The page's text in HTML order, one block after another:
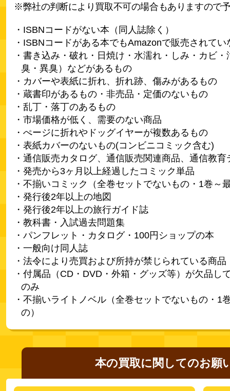
※弊社の判断により買取不可の場合もありますので
・ISBNコードがない本（同人誌除く）
・ISBNコードがある本でもAmazonで販売されてい
・書き込み・破れ・日焼け・水濡れ・しみ・カビ
臭・異臭）などがあるもの
・カバーや表紙に折れ、折れ跡、傷みがあるもの
・蔵書印があるもの・非売品・定価のないもの
・乱丁・落丁のあるもの
・市場価格が低く、需要のない商品
・ぺージに折れやドッグイヤーが複数あるもの
・表紙カバーのないもの(コンビニコミック含む)
・通信販売カタログ、通信販売関連商品、通信教育
・発売から3ヶ月以上経過したコミック単品
・不揃いコミック（全巻セットでないもの・1巻～
・発行後2年以上の地図
・発行後2年以上の旅行ガイド誌
・教科書・入試過去問題集
・パンフレット・カタログ・100円ショップの本
・一般向け同人誌
・法令により売買および所持が禁じられている商品
・付属品（CD・DVD・外箱・グッズ等）が欠品し
のみ
・不揃いライトノベル（全巻セットでないもの・1
の）
本の買取に関してのお願